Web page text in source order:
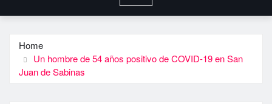
Home
Un hombre de 54 años positivo de COVID-19 en San
Juan de Sabinas